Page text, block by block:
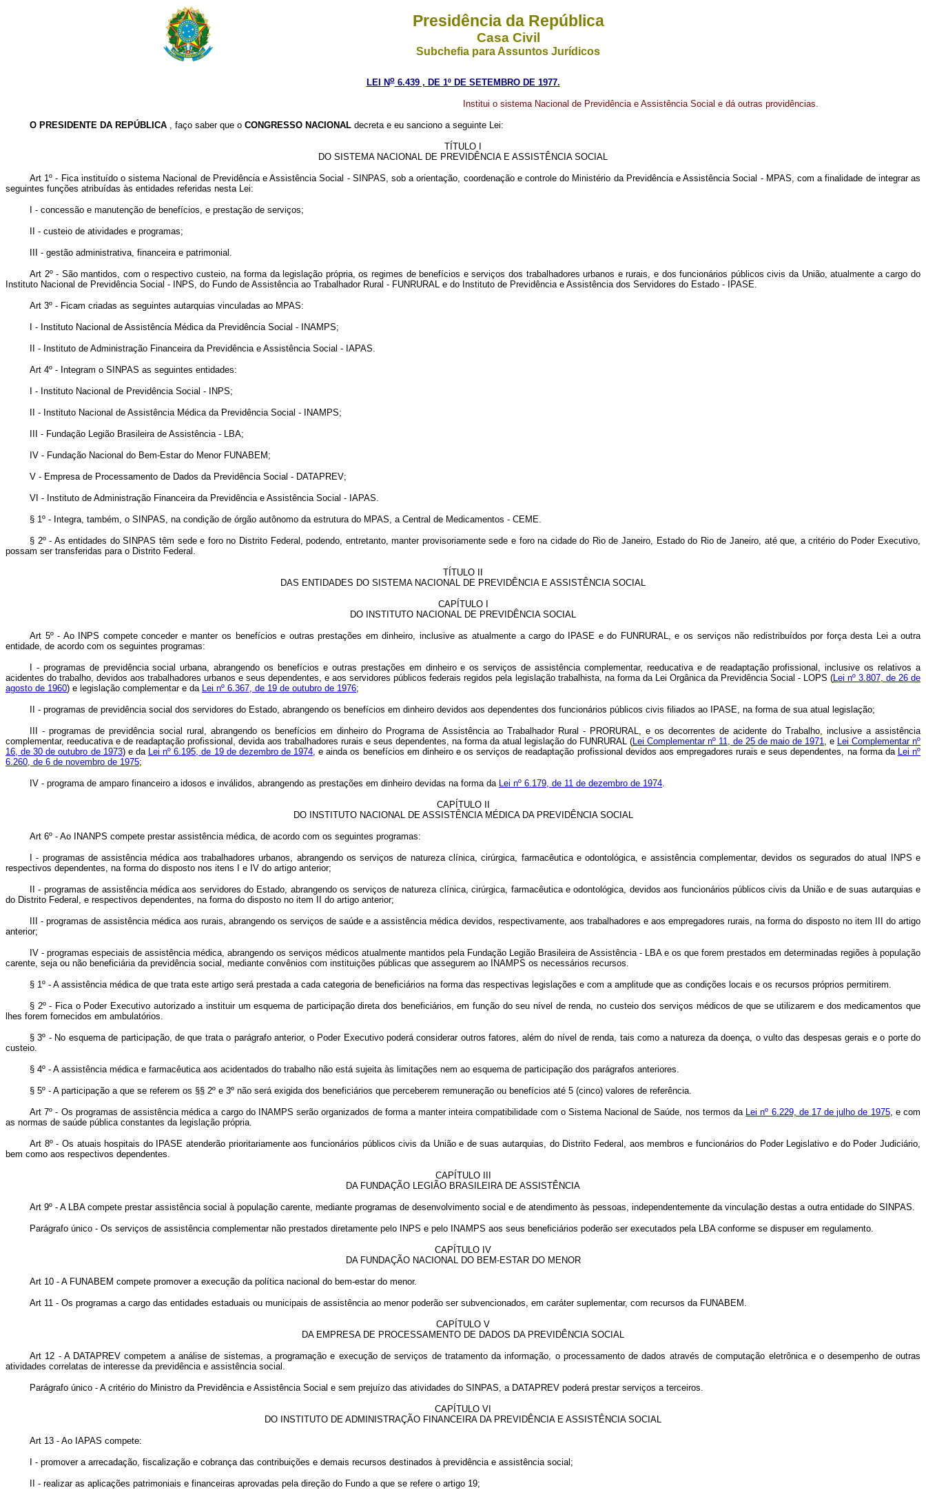
Presidência da República
Casa Civil
Subchefia para Assuntos Jurídicos
LEI No6.439 , DE 1º DE SETEMBRO DE 1977.
Institui o sistema Nacional de Previdência e Assistência Social e dá outras providências.
O PRESIDENTE DA REPÚBLICA , faço saber que o CONGRESSO NACIONAL decreta e eu sanciono a seguinte Lei:
TÍTULO I
DO SISTEMA NACIONAL DE PREVIDÊNCIA E ASSISTÊNCIA SOCIAL
Art 1º - Fica instituído o sistema Nacional de Previdência e Assistência Social - SINPAS, sob a orientação, coordenação e controle do Ministério da Previdência e Assistência Social - MPAS, com a finalidade de integrar as
seguintes funções atribuídas às entidades referidas nesta Lei:
I - concessão e manutenção de benefícios, e prestação de serviços;
II - custeio de atividades e programas;
III - gestão administrativa, financeira e patrimonial.
Art 2º - São mantidos, com o respectivo custeio, na forma da legislação própria, os regimes de benefícios e serviços dos trabalhadores urbanos e rurais, e dos funcionários públicos civis da União, atualmente a cargo do
Instituto Nacional de Previdência Social - INPS, do Fundo de Assistência ao Trabalhador Rural - FUNRURAL e do Instituto de Previdência e Assistência dos Servidores do Estado - IPASE.
Art 3º - Ficam criadas as seguintes autarquias vinculadas ao MPAS:
I - Instituto Nacional de Assistência Médica da Previdência Social - INAMPS;
II - Instituto de Administração Financeira da Previdência e Assistência Social - IAPAS.
Art 4º - Integram o SINPAS as seguintes entidades:
I - Instituto NacionaI de Previdência Social - INPS;
II - Instituto Nacional de Assistência Médica da Previdência Social - INAMPS;
III - Fundação Legião Brasileira de Assistência - LBA;
IV - Fundação Nacional do Bem-Estar do Menor FUNABEM;
V - Empresa de Processamento de Dados da Previdência Social - DATAPREV;
VI - Instituto de Administração Financeira da Previdência e Assistência Social - IAPAS.
§ 1º - Integra, também, o SINPAS, na condição de órgão autônomo da estrutura do MPAS, a Central de Medicamentos - CEME.
§ 2º - As entidades do SINPAS têm sede e foro no Distrito Federal, podendo, entretanto, manter provisoriamente sede e foro na cidade do Rio de Janeiro, Estado do Rio de Janeiro, até que, a critério do Poder Executivo,
possam ser transferidas para o Distrito Federal.
TÍTULO II
DAS ENTIDADES DO SISTEMA NACIONAL DE PREVIDÊNCIA E ASSISTÊNCIA SOCIAL
CAPÍTULO I
DO INSTITUTO NACIONAL DE PREVIDÊNCIA SOCIAL
Art 5º - Ao INPS compete conceder e manter os benefícios e outras prestações em dinheiro, inclusive as atualmente a cargo do IPASE e do FUNRURAL, e os serviços não redistribuídos por força desta Lei a outra
entidade, de acordo com os seguintes programas:
I - programas de previdência social urbana, abrangendo os benefícios e outras prestações em dinheiro e os serviços de assistência complementar, reeducativa e de readaptação profissional, inclusive os relativos a
acidentes do trabalho, devidos aos trabalhadores urbanos e seus dependentes, e aos servidores públicos federais regidos pela legislação trabalhista, na forma da Lei Orgânica da Previdência Social - LOPS (Lei nº 3.807, de 26 de
agosto de 1960) e legislação complementar e da Lei nº 6.367, de 19 de outubro de 1976;
II - programas de previdência social dos servidores do Estado, abrangendo os benefícios em dinheiro devidos aos dependentes dos funcionários públicos civis filiados ao IPASE, na forma de sua atual legislação;
III - programas de previdência social rural, abrangendo os benefícios em dinheiro do Programa de Assistência ao Trabalhador Rural - PRORURAL, e os decorrentes de acidente do Trabalho, inclusive a assistência
complementar, reeducativa e de readaptação profissional, devida aos trabalhadores rurais e seus dependentes, na forma da atual legislação do FUNRURAL (Lei Complementar nº 11, de 25 de maio de 1971, e Lei Complementar nº
16, de 30 de outubro de 1973) e da Lei nº 6.195, de 19 de dezembro de 1974, e ainda os benefícios em dinheiro e os serviços de readaptação profissional devidos aos empregadores rurais e seus dependentes, na forma da Lei nº
6.260, de 6 de novembro de 1975;
IV - programa de amparo financeiro a idosos e inválidos, abrangendo as prestações em dinheiro devidas na forma da Lei nº 6.179, de 11 de dezembro de 1974.
CAPÍTULO II
DO INSTITUTO NACIONAL DE ASSISTÊNCIA MÉDICA DA PREVIDÊNCIA SOCIAL
Art 6º - Ao INANPS compete prestar assistência médica, de acordo com os seguintes programas:
I - programas de assistência médica aos trabalhadores urbanos, abrangendo os serviços de natureza clínica, cirúrgica, farmacêutica e odontológica, e assistência complementar, devidos os segurados do atual INPS e
respectivos dependentes, na forma do disposto nos itens I e IV do artigo anterior;
II - programas de assistência médica aos servidores do Estado, abrangendo os serviços de natureza clínica, cirúrgica, farmacêutica e odontológica, devidos aos funcionários públicos civis da União e de suas autarquias e
do Distrito Federal, e respectivos dependentes, na forma do disposto no item II do artigo anterior;
III - programas de assistência médica aos rurais, abrangendo os serviços de saúde e a assistência médica devidos, respectivamente, aos trabalhadores e aos empregadores rurais, na forma do disposto no item III do artigo
anterior;
IV - programas especiais de assistência médica, abrangendo os serviços médicos atualmente mantidos pela Fundação Legião Brasileira de Assistência - LBA e os que forem prestados em determinadas regiões à população
carente, seja ou não beneficiária da previdência social, mediante convênios com instituições públicas que assegurem ao INAMPS os necessários recursos.
§ 1º - A assistência médica de que trata este artigo será prestada a cada categoria de beneficiários na forma das respectivas legislações e com a amplitude que as condições locais e os recursos próprios permitirem.
§ 2º - Fica o Poder Executivo autorizado a instituir um esquema de participação direta dos beneficiários, em função do seu nível de renda, no custeio dos serviços médicos de que se utilizarem e dos medicamentos que
lhes forem fornecidos em ambulatórios.
§ 3º - No esquema de participação, de que trata o parágrafo anterior, o Poder Executivo poderá considerar outros fatores, além do nível de renda, tais como a natureza da doença, o vulto das despesas gerais e o porte do
custeio.
§ 4º - A assistência médica e farmacêutica aos acidentados do trabalho não está sujeita às limitações nem ao esquema de participação dos parágrafos anteriores.
§ 5º - A participação a que se referem os §§ 2º e 3º não será exigida dos beneficiários que perceberem remuneração ou benefícios até 5 (cinco) valores de referência.
Art 7º - Os programas de assistência médica a cargo do INAMPS serão organizados de forma a manter inteira compatibilidade com o Sistema Nacional de Saúde, nos termos da Lei nº 6.229, de 17 de julho de 1975, e com
as normas de saúde pública constantes da legislação própria.
Art 8º - Os atuais hospitais do IPASE atenderão prioritariamente aos funcionários públicos civis da União e de suas autarquias, do Distrito Federal, aos membros e funcionários do Poder Legislativo e do Poder Judiciário,
bem como aos respectivos dependentes.
CAPÍTULO III
DA FUNDAÇÃO LEGIÃO BRASILEIRA DE ASSISTÊNCIA
Art 9º - A LBA compete prestar assistência social à população carente, mediante programas de desenvolvimento social e de atendimento às pessoas, independentemente da vinculação destas a outra entidade do SINPAS.
Parágrafo único - Os serviços de assistência complementar não prestados diretamente pelo INPS e pelo INAMPS aos seus beneficiários poderão ser executados pela LBA conforme se dispuser em regulamento.
CAPÍTULO IV
DA FUNDAÇÃO NACIONAL DO BEM-ESTAR DO MENOR
Art 10 - A FUNABEM compete promover a execução da política nacional do bem-estar do menor.
Art 11 - Os programas a cargo das entidades estaduais ou municipais de assistência ao menor poderão ser subvencionados, em caráter suplementar, com recursos da FUNABEM.
CAPÍTULO V
DA EMPRESA DE PROCESSAMENTO DE DADOS DA PREVIDÊNCIA SOCIAL
Art 12 - A DATAPREV competem a análise de sistemas, a programação e execução de serviços de tratamento da informação, o processamento de dados através de computação eletrônica e o desempenho de outras
atividades correlatas de interesse da previdência e assistência social.
Parágrafo único - A critério do Ministro da Previdência e Assistência Social e sem prejuízo das atividades do SINPAS, a DATAPREV poderá prestar serviços a terceiros.
CAPÍTULO VI
DO INSTITUTO DE ADMINISTRAÇÃO FINANCEIRA DA PREVIDÊNCIA E ASSISTÊNCIA SOCIAL
Art 13 - Ao IAPAS compete:
I - promover a arrecadação, fiscalização e cobrança das contribuições e demais recursos destinados à previdência e assistência social;
II - realizar as aplicações patrimoniais e financeiras aprovadas pela direção do Fundo a que se refere o artigo 19;